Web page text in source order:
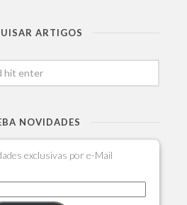
ARTIGOS
NOVIDADES
exclusivas por e-Mail